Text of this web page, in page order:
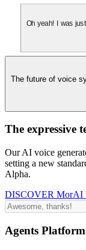
Oh yeah! I was
The future of voice
The expressive
Our AI voice
setting a new
Alpha.
DISCOVER MorAI
Agents Platform